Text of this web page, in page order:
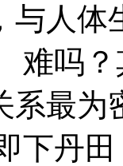
与人
难吗
系最为
下丹